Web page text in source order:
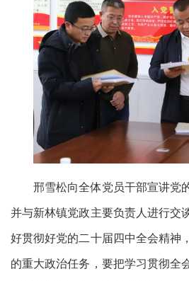
邢雪松向全体党员干部宣讲党
并与新林镇党政主要负责人进行交
好贯彻好党的二十届四中全会精神
的重大政治任务，要把学习贯彻全